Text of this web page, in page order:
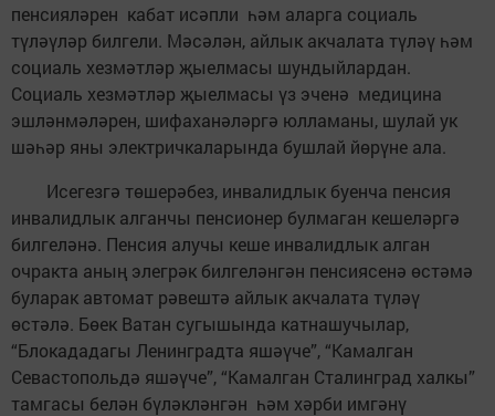
пенсияләрен кабат исәпли һәм аларга социаль
түләүләр билгели. Мәсәлән, айлык акчалата түләү һәм
социаль хезмәтләр җыелмасы шундыйлардан.
Социаль хезмәтләр җыелмасы үз эченә медицина
эшләнмәләрен, шифаханәләргә юлламаны, шулай ук
шәһәр яны электричкаларында бушлай йөрүне ала.
Исегезгә төшерәбез, инвалидлык буенча пенсия
инвалидлык алганчы пенсионер булмаган кешеләргә
билгеләнә. Пенсия алучы кеше инвалидлык алган
очракта аның элегрәк билгеләнгән пенсиясенә өстәмә
буларак автомат рәвештә айлык акчалата түләү
өстәлә. Бөек Ватан сугышында катнашучылар,
“Блокададагы Ленинградта яшәүче”, “Камалган
Севастопольдә яшәүче”, “Камалган Сталинград халкы”
тамгасы белән бүләкләнгән һәм хәрби имгәнү